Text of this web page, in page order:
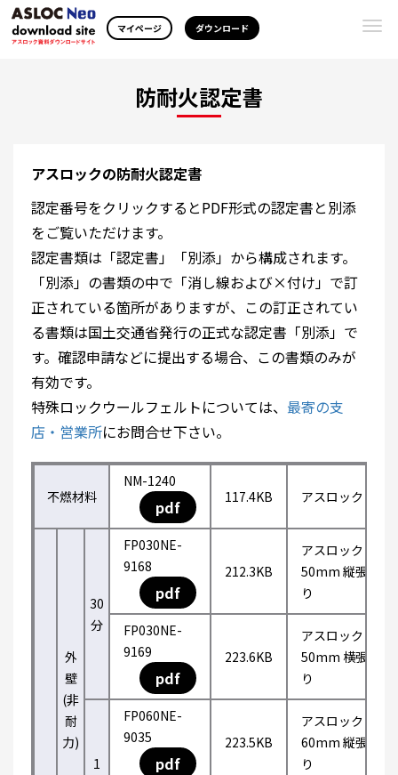
マイページ ダウンロード
防耐火認定書
アスロックの防耐火認定書
認定番号をクリックするとPDF形式の認定書と別添
をご覧いただけます。
認定書類は「認定書」「別添」から構成されます。
「別添」の書類の中で「消し線および×付け」で訂
正されている箇所がありますが、この訂正されてい
る書類は国土交通省発行の正式な認定書「別添」で
す。確認申請などに提出する場合、この書類のみが
有効です。
特殊ロックウールフェルトについては、 最寄の支
店・営業所にお問合せ下さい。
不燃材料
NM-1240
pdf 117.4KB アスロック
外
壁
(非
耐
力)
30
分
FP030NE-
9168
pdf
212.3KB
アスロック
50mm 縦張
り
FP030NE-
9169
pdf
223.6KB
アスロック
50mm 横張
り
1
FP060NE-
9035
pdf
223.5KB
アスロック
60mm 縦張
り